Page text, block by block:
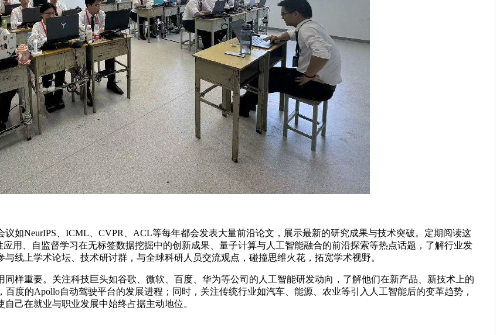
NeurIPS、ICML、CVPR、ACL等每年都会发表大量前沿论文，展示最新的研究成果与技术突破。定期阅读这
用、自监督学习在无标签数据挖掘中的创新成果、量子计算与人工智能融合的前沿探索等热点话题，了解行业发
线上学术论坛、技术研讨群，与全球科研人员交流观点，碰撞思维火花，拓宽学术视野。
重要。关注科技巨头如谷歌、微软、百度、华为等公司的人工智能研发动向，了解他们在新产品、新技术上的
度的Apollo自动驾驶平台的发展进程；同时，关注传统行业如汽车、能源、农业等引入人工智能后的变革趋势，
己在就业与职业发展中始终占据主动地位。